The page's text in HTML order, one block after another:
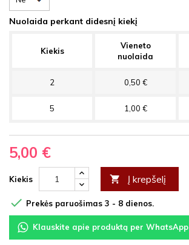
Nuolaida perkant didesnį kiekį
Kiekis
Vieneto
nuolaida
2 0,50 €
5 1,00 €
5,00 €
Kiekis  Į krepšelį
 Prekės paruošimas 3 - 8 dienos.
Klauskite apie produktą per WhatsApp